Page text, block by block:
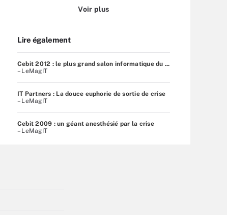
Voir plus
Lire également
Cebit 2012 : le plus grand salon informatique du ...
– LeMagIT
IT Partners : La douce euphorie de sortie de crise
– LeMagIT
Cebit 2009 : un géant anesthésié par la crise
– LeMagIT